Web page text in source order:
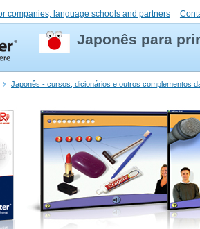
companies, language schools and partners
Japonês para
Japonês - cursos, dicionários e outros complementos